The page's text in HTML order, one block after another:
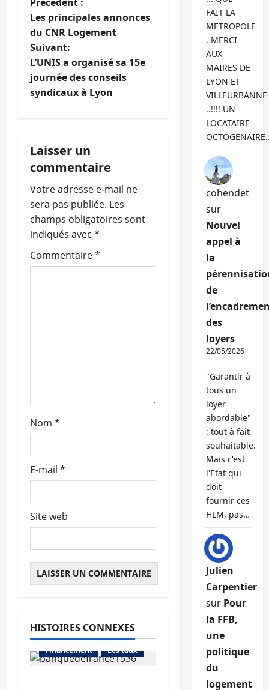
N
a
v
i
t
i
o
n
d
c
l
e
Les principales annonces
du CNR Logement
Suivant:
L’UNIS a organisé sa 15e
journée des conseils
syndicaux à Lyon
Laisser un
commentaire
Votre adresse e-mail ne
sera pas publiée. Les
champs obligatoires sont
indiqués avec *
Commentaire*
Nom *
E-mail *
Site web
HISTOIRES CONNEXES
Abonnés
Financement
Les taux
FAIT LA
METROPOLE
. MERCI
AUX
MAIRES DE
LYON ET
VILLEURBANNE
..!!!! UN
LOCATAIRE
cohendet
sur
Nouvel
appel à
la
de
des
loyers
22/05/2026
"Garantir à
tous un
loyer
abordable"
: tout à fait
souhaitable.
Mais c'est
l'Etat qui
doit
fournir ces
HLM, pas…
Julien
Carpentier
sur Pour
la FFB,
une
politique
du
logement